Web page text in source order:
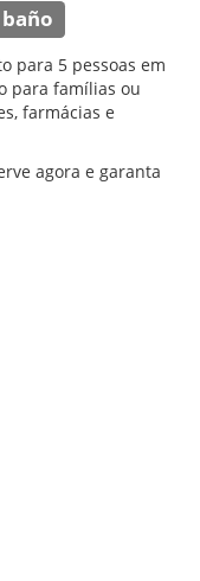
baño
para 5 pessoas em
para famílias ou
farmácias e
agora e garanta